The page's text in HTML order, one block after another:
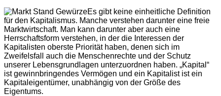
Es gibt keine einheitliche Definition
für den Kapitalismus. Manche verstehen darunter eine freie
Marktwirtschaft. Man kann darunter aber auch eine
Herrschaftsform verstehen, in der die Interessen der
Kapitalisten oberste Priorität haben, denen sich im
Zweifelsfall auch die Menschenrechte und der Schutz
unserer Lebensgrundlagen unterzuordnen haben. „Kapital“
ist gewinnbringendes Vermögen und ein Kapitalist ist ein
Kapitaleigentümer, unabhängig von der Größe des
Eigentums.